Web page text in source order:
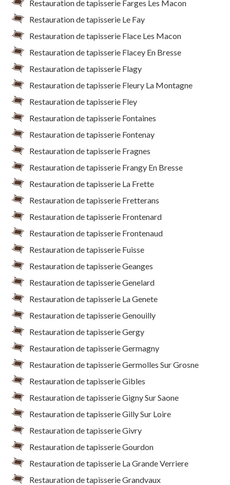
Restauration de tapisserie Farges Les Macon
Restauration de tapisserie Le Fay
Restauration de tapisserie Flace Les Macon
Restauration de tapisserie Flacey En Bresse
Restauration de tapisserie Flagy
Restauration de tapisserie Fleury La Montagne
Restauration de tapisserie Fley
Restauration de tapisserie Fontaines
Restauration de tapisserie Fontenay
Restauration de tapisserie Fragnes
Restauration de tapisserie Frangy En Bresse
Restauration de tapisserie La Frette
Restauration de tapisserie Fretterans
Restauration de tapisserie Frontenard
Restauration de tapisserie Frontenaud
Restauration de tapisserie Fuisse
Restauration de tapisserie Geanges
Restauration de tapisserie Genelard
Restauration de tapisserie La Genete
Restauration de tapisserie Genouilly
Restauration de tapisserie Gergy
Restauration de tapisserie Germagny
Restauration de tapisserie Germolles Sur Grosne
Restauration de tapisserie Gibles
Restauration de tapisserie Gigny Sur Saone
Restauration de tapisserie Gilly Sur Loire
Restauration de tapisserie Givry
Restauration de tapisserie Gourdon
Restauration de tapisserie La Grande Verriere
Restauration de tapisserie Grandvaux